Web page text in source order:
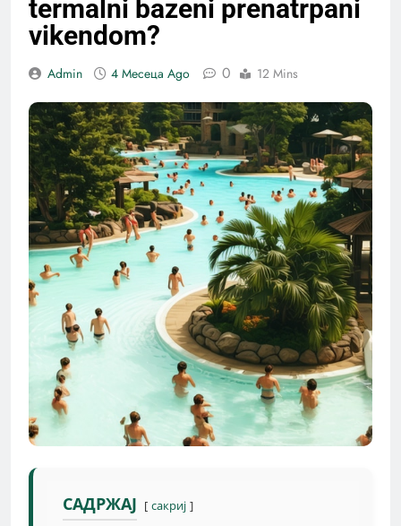
termalni bazeni prenatrpani
vikendom?
Admin 4 Месеца Ago 0 12 Mins
САДРЖАЈ сакриј